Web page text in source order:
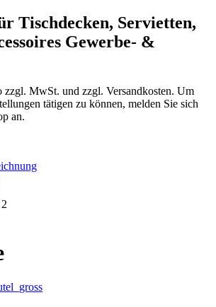
Tischdecken, Servietten,
Gewerbe- &
zzgl. MwSt. und zzgl. Versandkosten. Um
tätigen zu können, melden Sie sich
an.